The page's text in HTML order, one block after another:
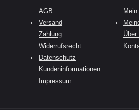
AGB
Versand
Zahlung
Widerrufsrecht
Datenschutz
Kundeninformationen
Impressum
Über